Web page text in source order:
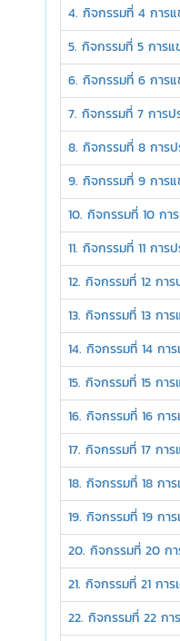
4. กิจกรรมที่ 4 การ
5. กิจกรรมที่ 5 การแ
6. กิจกรรมที่ 6 การ
7. กิจกรรมที่ 7 การป
8. กิจกรรมที่ 8 การ
9. กิจกรรมที่ 9 การ
10. กิจกรรมที่ 10 ก
11. กิจกรรมที่ 11 กา
12. กิจกรรมที่ 12 กา
13. กิจกรรมที่ 13 กา
14. กิจกรรมที่ 14 กา
15. กิจกรรมที่ 15 กา
16. กิจกรรมที่ 16 กา
17. กิจกรรมที่ 17 กา
18. กิจกรรมที่ 18 กา
19. กิจกรรมที่ 19 กา
20. กิจกรรมที่ 20 ก
21. กิจกรรมที่ 21 กา
22. กิจกรรมที่ 22 ก